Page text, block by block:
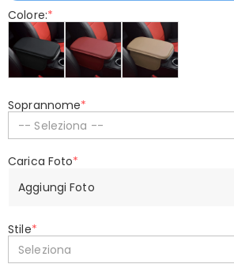
Colore:*
Soprannome*
-- Seleziona --
Carica Foto*
Aggiungi Foto
Stile*
Seleziona